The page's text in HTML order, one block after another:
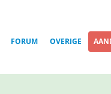
FORUM OVERIGE